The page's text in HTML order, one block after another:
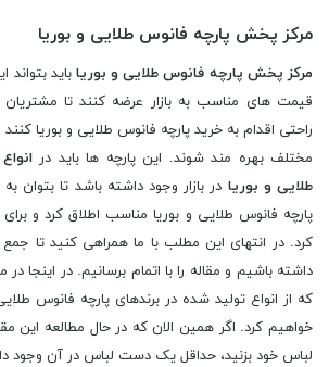
مرکز پخش پارچه فانوس طلایی و بوریا
مرکز پخش پارچه فانوس طلایی و بوریا باید بتواند
قیمت های مناسب به بازار عرضه کنند تا مشتریان
راحتی اقدام به خرید پارچه فانوس طلایی و بوریا
مختلف بهره مند شوند. این پارچه ها باید در
طلایی و بوریا در بازار وجود داشته باشد تا
پارچه فانوس طلایی و بوریا مناسب اطلاق کرد و
کرد. در انتهای این مطلب با ما همراهی کنید تا جمع
داشته باشیم و مقاله را با اتمام برسانیم. در اینجا در
که از انواع تولید شده در برندهای پارچه فانوس
خواهیم کرد. اگر همین الان که در حال مطالعه این
لباس خود بزنید، حداقل یک دست لباس در آن وجود